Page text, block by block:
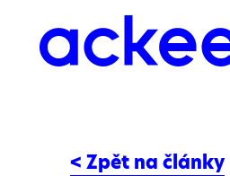
< Zpět na články